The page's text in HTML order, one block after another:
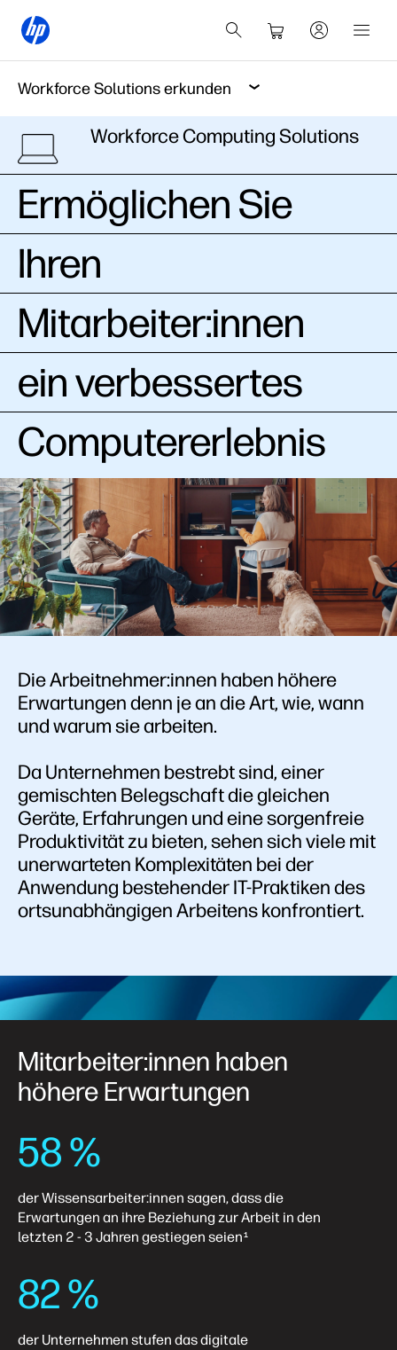
Workforce Solutions erkunden
Workforce Computing Solutions
Ermöglichen Sie
Ihren
Mitarbeiter:innen
ein verbessertes
Computererlebnis
Die Arbeitnehmer:innen haben höhere
Erwartungen denn je an die Art, wie, wann
und warum sie arbeiten.
Da Unternehmen bestrebt sind, einer
gemischten Belegschaft die gleichen
Geräte, Erfahrungen und eine sorgenfreie
Produktivität zu bieten, sehen sich viele mit
unerwarteten Komplexitäten bei der
Anwendung bestehender IT-Praktiken des
ortsunabhängigen Arbeitens konfrontiert.
Mitarbeiter:innen haben
höhere Erwartungen
58 %
der Wissensarbeiter:innen sagen, dass die
Erwartungen an ihre Beziehung zur Arbeit in den
letzten 2 - 3 Jahren gestiegen seien 1
82 %
der Unternehmen stufen das digitale